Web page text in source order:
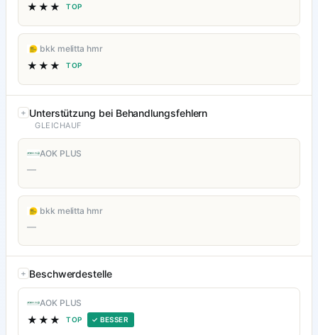
★★★ TOP
bkk melitta hmr
★★★ TOP
Unterstützung bei Behandlungsfehlern
GLEICHAUF
AOK PLUS
—
bkk melitta hmr
—
Beschwerdestelle
AOK PLUS
★★★ TOP ✓ BESSER